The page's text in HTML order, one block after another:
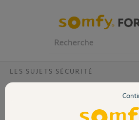
Volet
LES SUJETS SÉCURITÉ
Module GSM Activation